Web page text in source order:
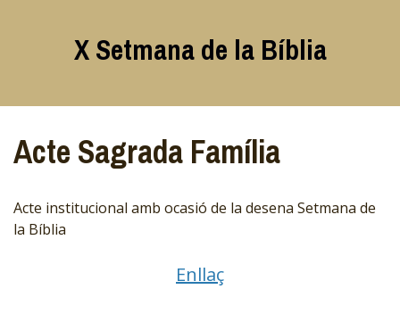
X Setmana de la Bíblia
Acte Sagrada Família
Acte institucional amb ocasió de la desena Setmana de
la Bíblia
Enllaç